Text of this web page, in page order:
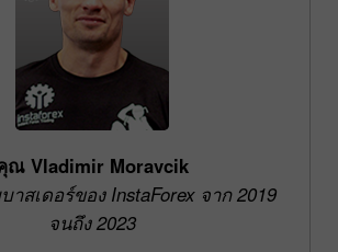
ณ Vladimir Moravcik
สเดอร์ของ InstaForex จาก 2019
จนถึง 2023